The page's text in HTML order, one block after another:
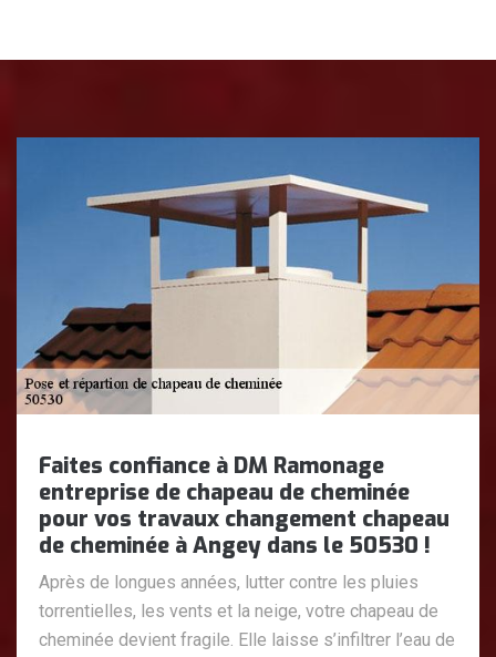
Faites confiance à DM Ramonage
entreprise de chapeau de cheminée
pour vos travaux changement chapeau
de cheminée à Angey dans le 50530 !
Après de longues années, lutter contre les pluies
torrentielles, les vents et la neige, votre chapeau de
cheminée devient fragile. Elle laisse s’infiltrer l’eau de